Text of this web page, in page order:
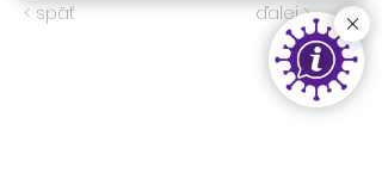
< späť ďalej >